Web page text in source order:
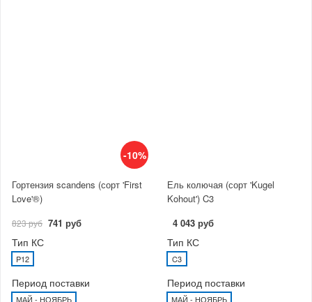
-10%
Гортензия scandens (сорт 'First
Love'®)
823 руб 741 руб
Тип КС
P12
Период поставки
МАЙ - НОЯБРЬ
Ель колючая (сорт 'Kugel
Kohout') C3
4 043 руб
Тип КС
C3
Период поставки
МАЙ - НОЯБРЬ